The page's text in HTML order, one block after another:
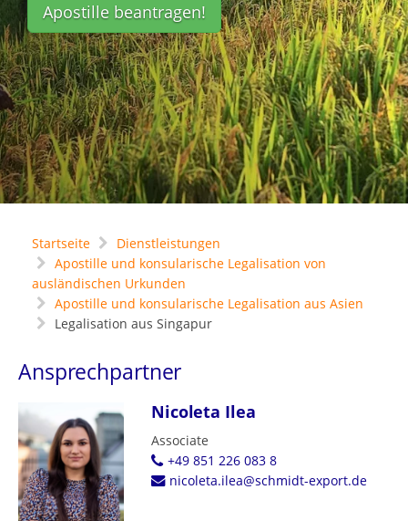
Apostille beantragen!
Startseite
Dienstleistungen
Apostille und konsularische Legalisation von
ausländischen Urkunden
Apostille und konsularische Legalisation aus Asien
Legalisation aus Singapur
Ansprechpartner
Nicoleta Ilea
Associate
+49 851 226 083 8
nicoleta.ilea@schmidt-export.de